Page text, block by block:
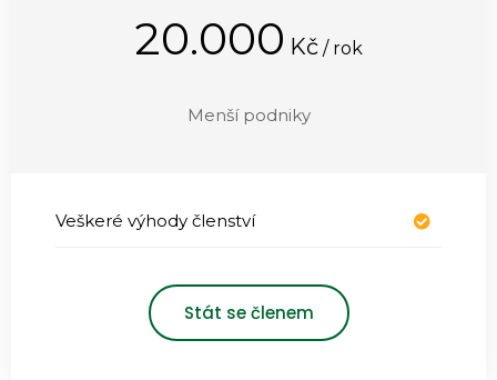
20.000 Kč / rok
Menší podniky
Veškeré výhody členství
Stát se členem